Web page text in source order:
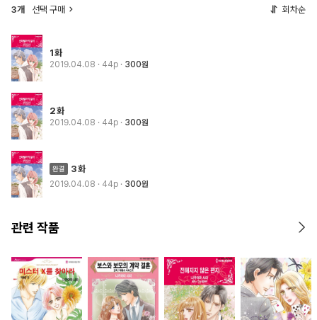
3개 선택 구매 회차순
1화
2019.04.08 · 44p 300원
2화
2019.04.08 · 44p 300원
3화
2019.04.08 · 44p 300원
관련 작품